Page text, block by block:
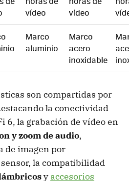
vídeo
vídeo
Marco
aluminio
Marco
acero
inoxidable
son compartidas por
la conectividad
6, la grabación de vídeo en
y zoom de audio,
de imagen por
la compatibilidad
y accesorios